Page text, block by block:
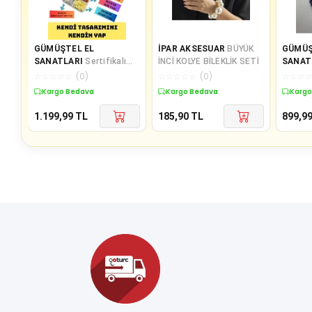
GÜMÜŞTEL EL
SANATLARI Sertifikalı
Doğal Taş 7 Çakra Takı
Yapım Seti Kendi
Tasarımını Ke
(0)
Kargo Bedava
1.199,99 TL
İPAR AKSESUAR BÜYÜK
İNCİ KOLYE BİLEKLİK SETİ
(0)
Kargo Bedava
185,90 TL
Çakra
Bileklik
899,99